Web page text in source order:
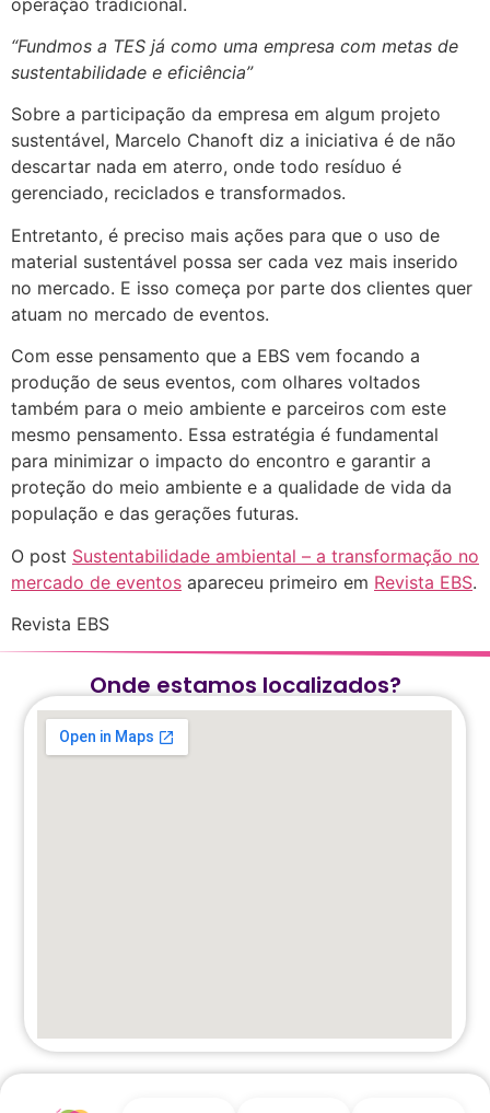
“Fundmos a TES já como uma empresa com metas de
sustentabilidade e eficiência”
Sobre a participação da empresa em algum projeto
sustentável, Marcelo Chanoft diz a iniciativa é de não
descartar nada em aterro, onde todo resíduo é
gerenciado, reciclados e transformados.
Entretanto, é preciso mais ações para que o uso de
material sustentável possa ser cada vez mais inserido
no mercado. E isso começa por parte dos clientes quer
atuam no mercado de eventos.
Com esse pensamento que a EBS vem focando a
produção de seus eventos, com olhares voltados
também para o meio ambiente e parceiros com este
mesmo pensamento. Essa estratégia é fundamental
para minimizar o impacto do encontro e garantir a
proteção do meio ambiente e a qualidade de vida da
população e das gerações futuras.
O post Sustentabilidade ambiental – a transformação no
mercado de eventos apareceu primeiro em Revista EBS.
Revista EBS
Onde estamos localizados?